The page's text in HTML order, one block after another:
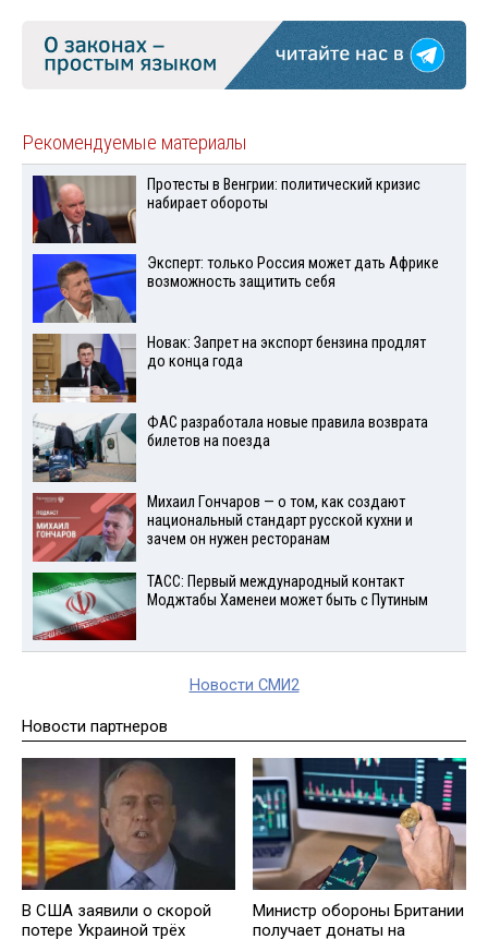
Рекомендуемые материалы
Протесты в Венгрии: политический кризис
набирает обороты
Эксперт: только Россия может дать Африке
возможность защитить себя
Новак: Запрет на экспорт бензина продлят
до конца года
ФАС разработала новые правила возврата
билетов на поезда
Михаил Гончаров — о том, как создают
национальный стандарт русской кухни и
зачем он нужен ресторанам
ТАСС: Первый международный контакт
Моджтабы Хаменеи может быть с Путиным
Новости СМИ2
Новости партнеров
В США заявили о скорой
потере Украиной трёх
Министр обороны Британии
получает донаты на